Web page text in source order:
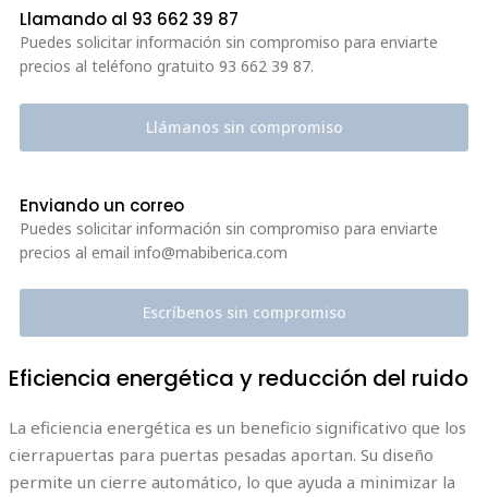
Llamando al 93 662 39 87
Puedes solicitar información sin compromiso para enviarte
precios al teléfono gratuito 93 662 39 87.
Llámanos sin compromiso
Enviando un correo
Puedes solicitar información sin compromiso para enviarte
precios al email info@mabiberica.com
Escríbenos sin compromiso
Eficiencia energética y reducción del ruido
La eficiencia energética es un beneficio significativo que los
cierrapuertas para puertas pesadas aportan. Su diseño
permite un cierre automático, lo que ayuda a minimizar la